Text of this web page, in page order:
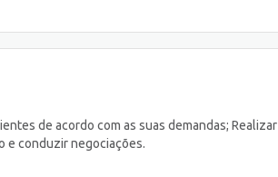
de acordo com as suas demandas; Realizar
e conduzir negociações.